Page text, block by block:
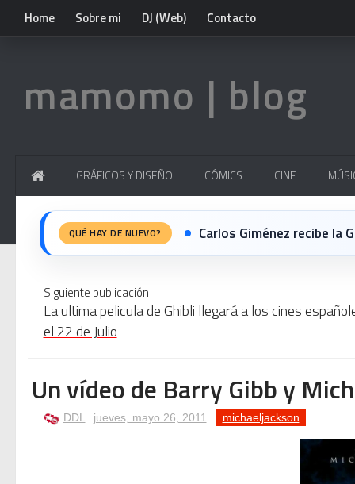
Home Sobre mi DJ (Web) Contacto
mamomo | blog
GRÁFICOS Y DISEÑO CÓMICS CINE
QUÉ HAY DE NUEVO? Carlos Giménez recibe la
El resurgimiento del
Fiesta del 40º Aniversario
Mike Platinas explica la
Siguiente publicación
La ultima pelicula de Ghibli llegará a los cines
el 22 de Julio
Un vídeo de Barry Gibb y
DDL jueves, mayo 26, 2011 michaeljackson